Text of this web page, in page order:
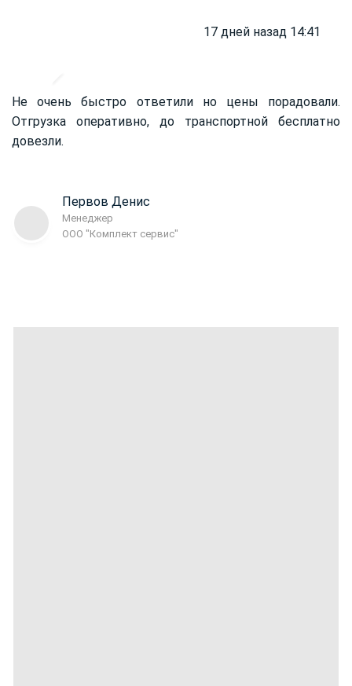
17 дней назад 14:41
Не очень быстро ответили но цены порадовали.
Отгрузка оперативно, до транспортной бесплатно
довезли.
Первов Денис
Менеджер
ООО "Комплект сервис"